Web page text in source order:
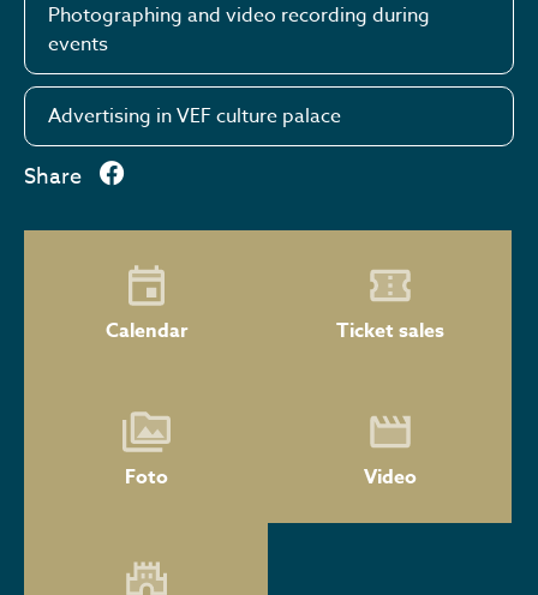
Photographing and video recording during
events
Advertising in VEF culture palace
Share
Calendar Ticket sales
Foto Video